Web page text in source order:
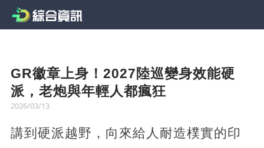
GR徽章上身！2027陸巡變身效能硬
派，老炮與年輕人都瘋狂
2026/03/13
講到硬派越野，向來給人耐造樸實的印